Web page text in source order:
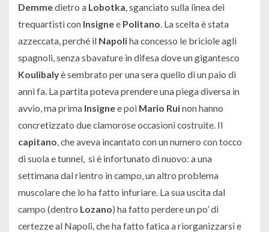
Demmedietro a Lobotka , sganciato sulla linea dei
trequartisti con Insignee Politano . La scelta è stata
azzeccata, perché il Napoliha concesso le briciole agli
spagnoli, senza sbavature in difesa dove un gigantesco
Koulibalyè sembrato per una sera quello di un paio di
anni fa. La partita poteva prendere una piega diversa in
avvio, ma prima Insignee poi Mario Ruinon hanno
concretizzato due clamorose occasioni costruite. Il
capitano , che aveva incantato con un numero con tocco
di suola e tunnel, si è infortunato di nuovo: a una
settimana dal rientro in campo, un altro problema
muscolare che lo ha fatto infuriare. La sua uscita dal
campo (dentro Lozano) ha fatto perdere un po’ di
certezze al Napoli, che ha fatto fatica a riorganizzarsi e